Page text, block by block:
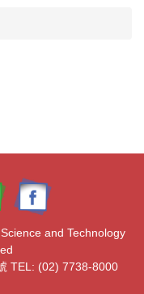
and Technology
TEL: (02) 7738-8000